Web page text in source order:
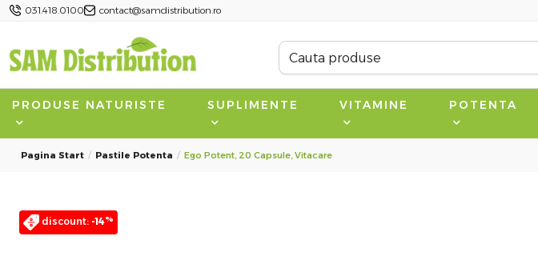
031.418.0100 contact@samdistribution.ro
PRODUSE NATURISTE SUPLIMENTE VITAMINE POTENTA
Pagina Start Pastile Potenta Ego Potent, 20 Capsule, Vitacare
discount: -14%